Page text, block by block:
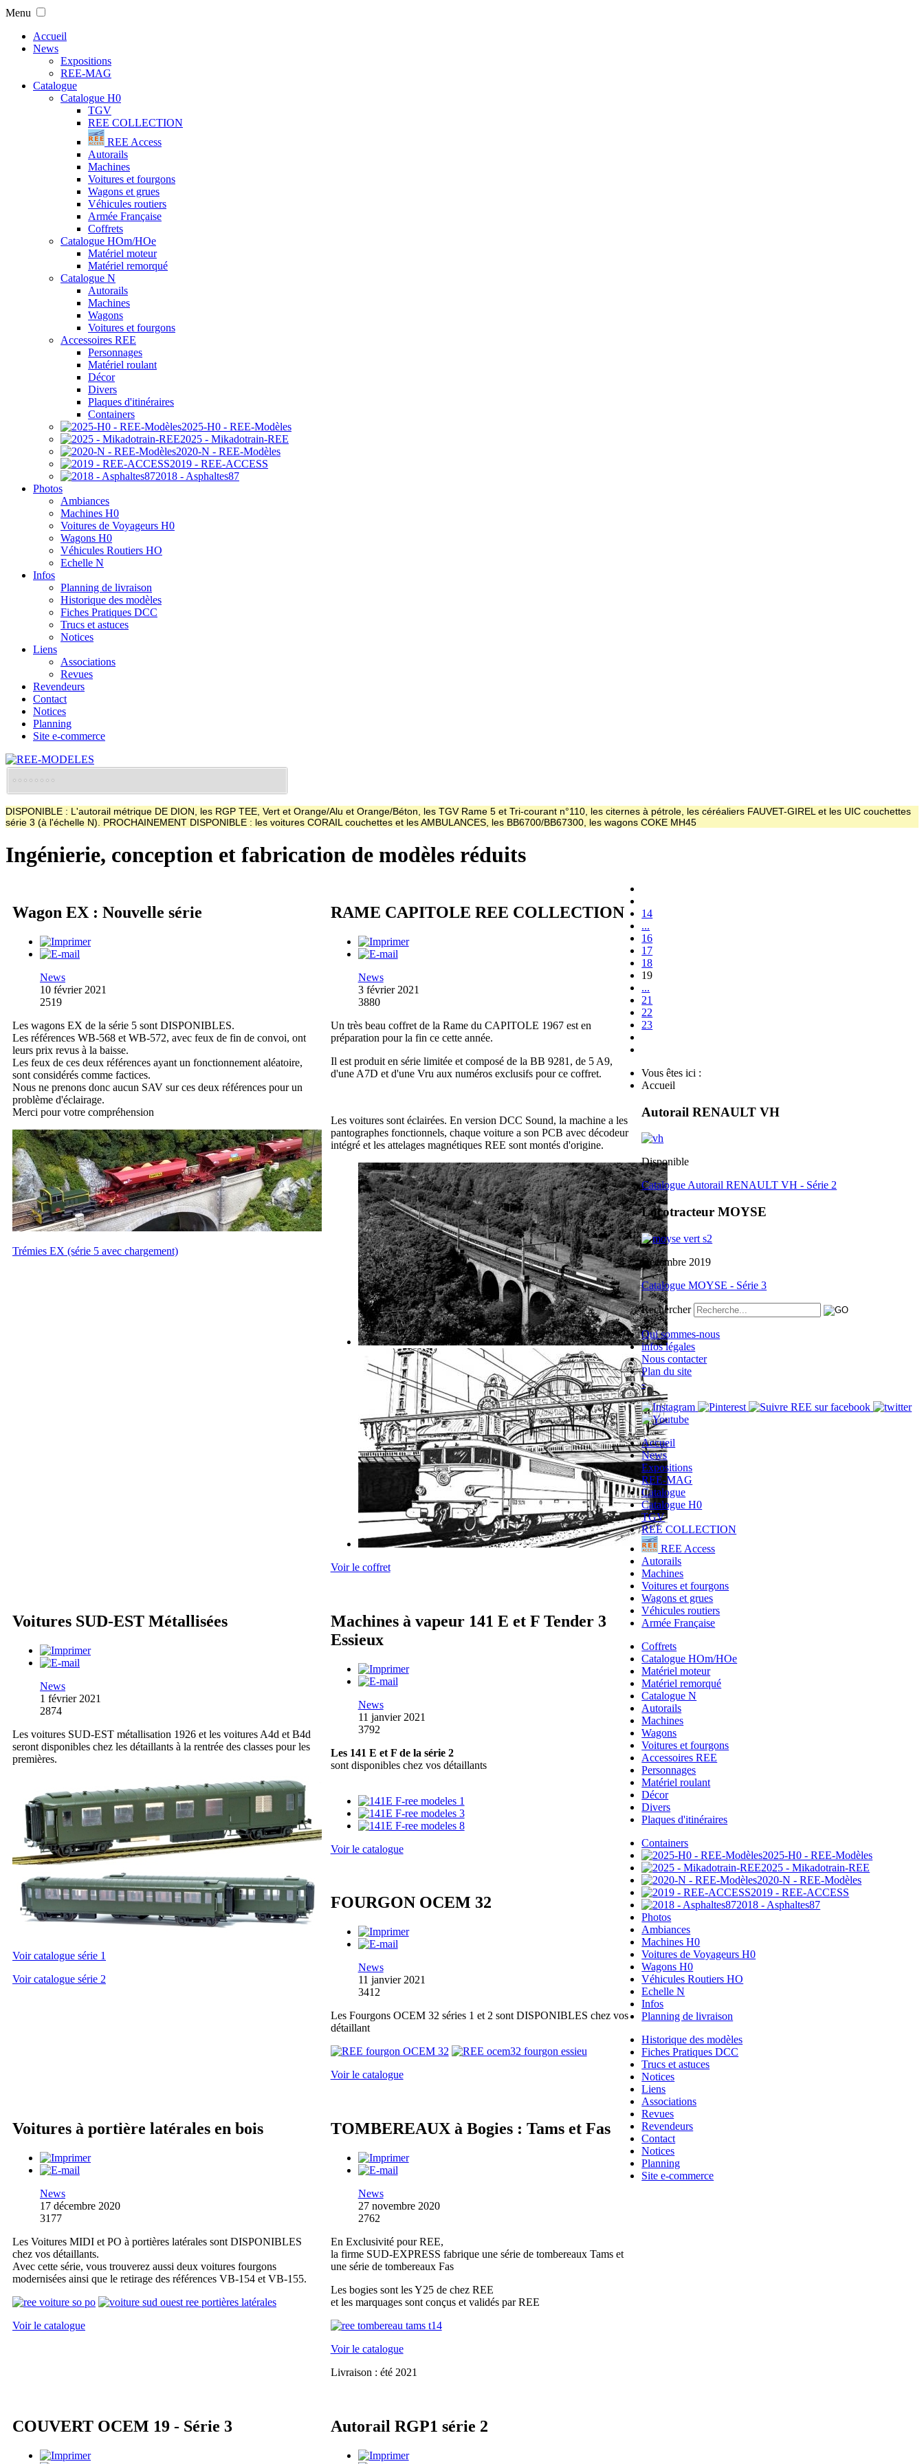
Menu
Accueil
News
Expositions
REE-MAG
Catalogue
Catalogue H0
TGV
REE COLLECTION
REE Access
Autorails
Machines
Voitures et fourgons
Wagons et grues
Véhicules routiers
Armée Française
Coffrets
Catalogue HOm/HOe
Matériel moteur
Matériel remorqué
Catalogue N
Autorails
Machines
Wagons
Voitures et fourgons
Accessoires REE
Personnages
Matériel roulant
Décor
Divers
Plaques d'itinéraires
Containers
2025-H0 - REE-Modèles
2025 - Mikadotrain-REE
2020-N - REE-Modèles
2019 - REE-ACCESS
2018 - Asphaltes87
Photos
Ambiances
Machines H0
Voitures de Voyageurs H0
Wagons H0
Véhicules Routiers HO
Echelle N
Infos
Planning de livraison
Historique des modèles
Fiches Pratiques DCC
Trucs et astuces
Notices
Liens
Associations
Revues
Revendeurs
Contact
Notices
Planning
Site e-commerce
DISPONIBLE : L'autorail métrique DE DION, les RGP TEE, Vert et Orange/Alu et Orange/Béton, les TGV Rame 5 et Tri-courant n°110, les citernes à pétrole, les céréaliers FAUVET-GIREL et les UIC couchettes
série 3 (à l'échelle N). PROCHAINEMENT DISPONIBLE : les voitures CORAIL couchettes et les AMBULANCES, les BB6700/BB67300, les wagons COKE MH45
Ingénierie, conception et fabrication de modèles réduits
Wagon EX : Nouvelle série
News
10 février 2021
2519
Les wagons EX de la série 5 sont DISPONIBLES.
Les références WB-568 et WB-572, avec feux de fin de convoi, ont
leurs prix revus à la baisse.
Les feux de ces deux références ayant un fonctionnement aléatoire,
sont considérés comme factices.
Nous ne prenons donc aucun SAV sur ces deux références pour un
problème d'éclairage.
Merci pour votre compréhension
Trémies EX (série 5 avec chargement)
RAME CAPITOLE REE COLLECTION
News
3 février 2021
3880
Un très beau coffret de la Rame du CAPITOLE 1967 est en
préparation pour la fin ce cette année.
Il est produit en série limitée et composé de la BB 9281, de 5 A9,
d'une A7D et d'une Vru aux numéros exclusifs pour ce coffret.
Les voitures sont éclairées. En version DCC Sound, la machine a les
pantographes fonctionnels, chaque voiture a son PCB avec décodeur
intégré et les attelages magnétiques REE sont montés d'origine.
Voir le coffret
Voitures SUD-EST Métallisées
News
1 février 2021
2874
Les voitures SUD-EST métallisation 1926 et les voitures A4d et B4d
seront disponibles chez les détaillants à la rentrée des classes pour les
premières.
Voir catalogue série 1
Voir catalogue série 2
Machines à vapeur 141 E et F Tender 3
Essieux
News
11 janvier 2021
3792
Les 141 E et F de la série 2
sont disponibles chez vos détaillants
Voir le catalogue
FOURGON OCEM 32
News
11 janvier 2021
3412
Les Fourgons OCEM 32 séries 1 et 2 sont DISPONIBLES chez vos
détaillant
Voir le catalogue
Voitures à portière latérales en bois
News
17 décembre 2020
3177
Les Voitures MIDI et PO à portières latérales sont DISPONIBLES
chez vos détaillants.
Avec cette série, vous trouverez aussi deux voitures fourgons
modernisées ainsi que le retirage des références VB-154 et VB-155.
Voir le catalogue
TOMBEREAUX à Bogies : Tams et Fas
News
27 novembre 2020
2762
En Exclusivité pour REE,
la firme SUD-EXPRESS fabrique une série de tombereaux Tams et
une série de tombereaux Fas
Les bogies sont les Y25 de chez REE
et les marquages sont conçus et validés par REE
Voir le catalogue
Livraison : été 2021
COUVERT OCEM 19 - Série 3 Autorail RGP1 série 2
14
...
16
17
18
19
...
21
22
23
Vous êtes ici :
Accueil
Autorail RENAULT VH
Disponible
Catalogue Autorail RENAULT VH - Série 2
Locotracteur MOYSE
Décembre 2019
Catalogue MOYSE - Série 3
Rechercher
Qui sommes-nous
infos légales
Nous contacter
Plan du site
-
Accueil
News
Expositions
REE-MAG
Catalogue
Catalogue H0
TGV
REE COLLECTION
REE Access
Autorails
Machines
Voitures et fourgons
Wagons et grues
Véhicules routiers
Armée Française
Coffrets
Catalogue HOm/HOe
Matériel moteur
Matériel remorqué
Catalogue N
Autorails
Machines
Wagons
Voitures et fourgons
Accessoires REE
Personnages
Matériel roulant
Décor
Divers
Plaques d'itinéraires
Containers
2025-H0 - REE-Modèles
2025 - Mikadotrain-REE
2020-N - REE-Modèles
2019 - REE-ACCESS
2018 - Asphaltes87
Photos
Ambiances
Machines H0
Voitures de Voyageurs H0
Wagons H0
Véhicules Routiers HO
Echelle N
Infos
Planning de livraison
Historique des modèles
Fiches Pratiques DCC
Trucs et astuces
Notices
Liens
Associations
Revues
Revendeurs
Contact
Notices
Planning
Site e-commerce